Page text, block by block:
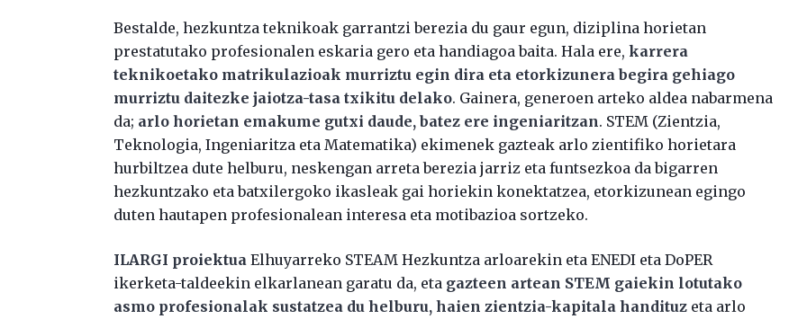
Bestalde, hezkuntza teknikoak garrantzi berezia du gaur egun, diziplina horietan
prestatutako profesionalen eskaria gero eta handiagoa baita. Hala ere,karrera
teknikoetako matrikulazioak murriztu egin dira eta etorkizunera begira gehiago
murriztu daitezke jaiotza-tasa txikitu delako. Gainera, generoen arteko aldea nabarmena
da; arlo horietan emakume gutxi daude, batez ere ingeniaritzan. STEM (Zientzia,
Teknologia, Ingeniaritza eta Matematika) ekimenek gazteak arlo zientifiko horietara
hurbiltzea dute helburu, neskengan arreta berezia jarriz eta funtsezkoa da bigarren
hezkuntzako eta batxilergoko ikasleak gai horiekin konektatzea, etorkizunean egingo
duten hautapen profesionalean interesa eta motibazioa sortzeko.
ILARGI proiektua Elhuyarreko STEAM Hezkuntza arloarekin eta ENEDI eta DoPER
ikerketa-taldeekin elkarlanean garatu da, eta gazteen artean STEM gaiekin lotutako
asmo profesionalak sustatzea du helburu, haien zientzia-kapitala handituz eta arlo